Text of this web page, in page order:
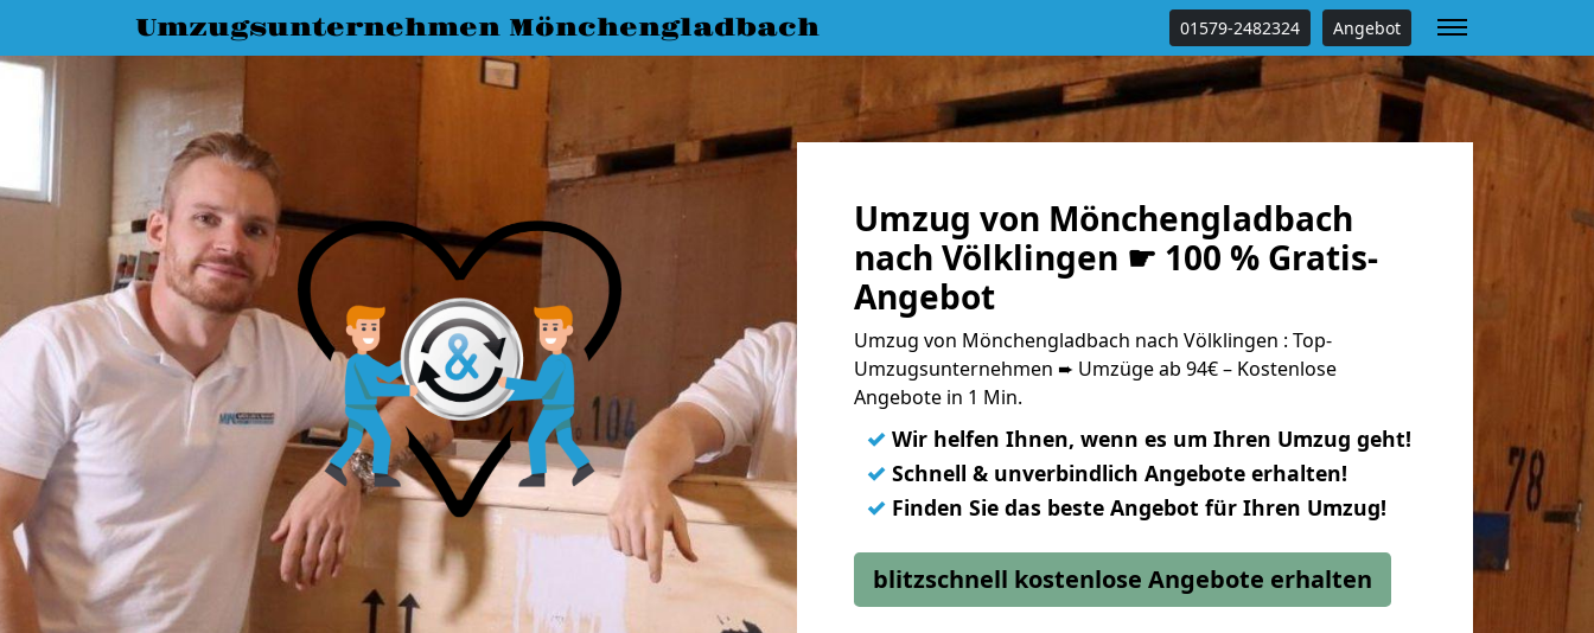
Umzugsunternehmen Mönchengladbach 01579-2482324 Angebot
Umzug von Mönchengladbach
nach Völklingen ☛ 100 % Gratis-
Angebot
Umzug von Mönchengladbach nach Völklingen : Top-
Umzugsunternehmen ➨ Umzüge ab 94€ – Kostenlose
Angebote in 1 Min.
✓ Wir helfen Ihnen, wenn es um Ihren Umzug geht!
✓ Schnell & unverbindlich Angebote erhalten!
✓ Finden Sie das beste Angebot für Ihren Umzug!
blitzschnell kostenlose Angebote erhalten